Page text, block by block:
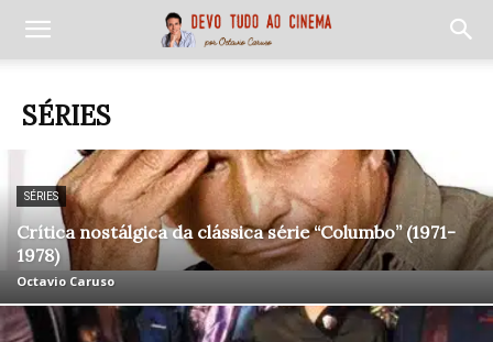
SÉRIES
SÉRIES
Crítica nostálgica da clássica série “Columbo” (1971-
1978)
Octavio Caruso